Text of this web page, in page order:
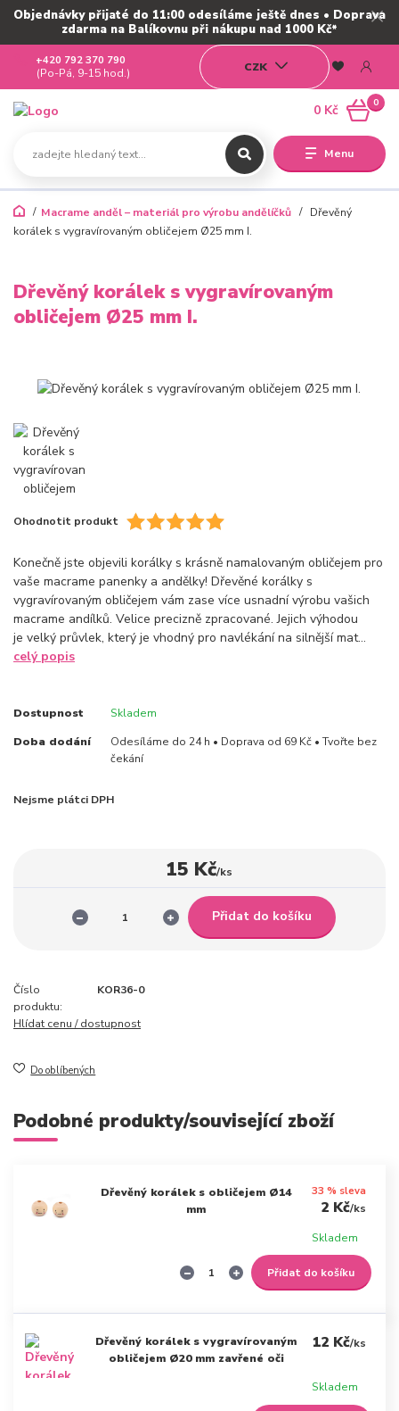
Objednávky přijaté do 11:00 odesíláme ještě dnes • Doprava
zdarma na Balíkovnu při nákupu nad 1000 Kč*
Menu
CZK
+420 792 370 790
(Po-Pá, 9-15 hod.)
0
0 Kč
Macrame anděl – materiál pro výrobu andělíčků
Dřevěný
korálek s vygravírovaným obličejem Ø25 mm I.
Dřevěný korálek s vygravírovaným
obličejem Ø25 mm I.
Ohodnotit produkt
Konečně jste objevili korálky s krásně namalovaným obličejem pro
vaše macrame panenky a andělky! Dřevěné korálky s
vygravírovaným obličejem vám zase více usnadní výrobu vašich
macrame andílků. Velice precizně zpracované. Jejich výhodou
je velký průvlek, který je vhodný pro navlékání na silnější mat...
celý popis
Dostupnost Skladem
Doba dodání
Odesíláme do 24 h • Doprava od 69 Kč • Tvořte bez
čekání
Nejsme plátci DPH
15 Kč/ks
Přidat do košíku
Číslo
produktu:
KOR36-0
Hlídat cenu / dostupnost
Do oblíbených
Podobné produkty/související zboží
Dřevěný korálek s obličejem Ø14
mm
33 % sleva
2 Kč/ks
Skladem
Přidat do košíku
Dřevěný korálek s vygravírovaným
obličejem Ø20 mm zavřené oči
12 Kč/ks
Skladem